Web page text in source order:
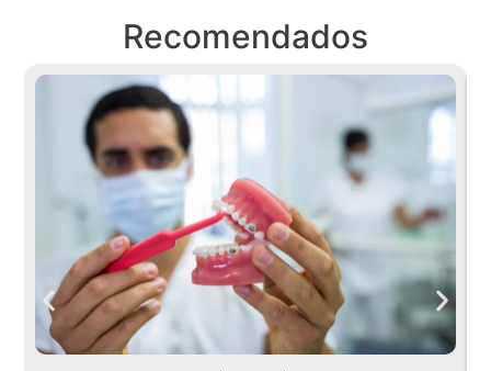
Recomendados